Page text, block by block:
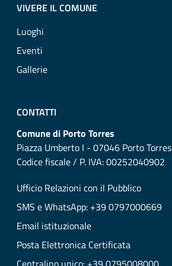
VIVERE IL COMUNE
Luoghi
Eventi
Gallerie
CONTATTI
Comune di Porto Torres
Piazza Umberto I - 07046 Porto Torres
Codice fiscale / P. IVA: 00252040902
Ufficio Relazioni con il Pubblico
SMS e WhatsApp: +39 0797000669
Email istituzionale
Posta Elettronica Certificata